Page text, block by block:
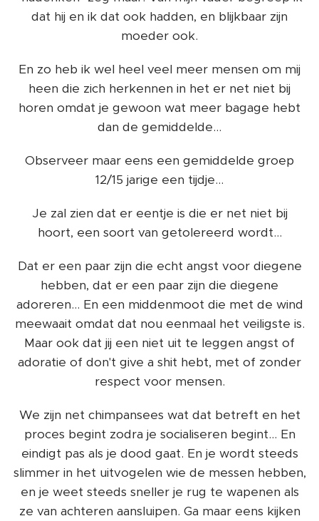
dat hij en ik dat ook hadden, en blijkbaar zijn
moeder ook.
En zo heb ik wel heel veel meer mensen om mij
heen die zich herkennen in het er net niet bij
horen omdat je gewoon wat meer bagage hebt
dan de gemiddelde...
Observeer maar eens een gemiddelde groep
12/15 jarige een tijdje...
Je zal zien dat er eentje is die er net niet bij
hoort, een soort van getolereerd wordt...
Dat er een paar zijn die echt angst voor diegene
hebben, dat er een paar zijn die diegene
adoreren... En een middenmoot die met de wind
meewaait omdat dat nou eenmaal het veiligste is.
Maar ook dat jij een niet uit te leggen angst of
adoratie of don't give a shit hebt, met of zonder
respect voor mensen.
We zijn net chimpansees wat dat betreft en het
proces begint zodra je socialiseren begint... En
eindigt pas als je dood gaat. En je wordt steeds
slimmer in het uitvogelen wie de messen hebben,
en je weet steeds sneller je rug te wapenen als
ze van achteren aansluipen. Ga maar eens kijken